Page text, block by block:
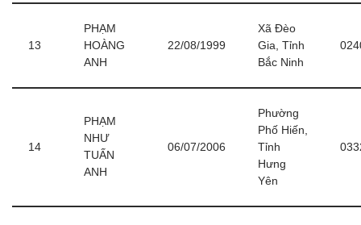
13
PHẠM
HOÀNG
ANH
22/08/1999
Xã Đèo
Gia, Tỉnh
Bắc Ninh
14
PHẠM
NHƯ
TUẤN
ANH
06/07/2006
Phường
Phố Hiến,
Tỉnh
Hưng
Yên